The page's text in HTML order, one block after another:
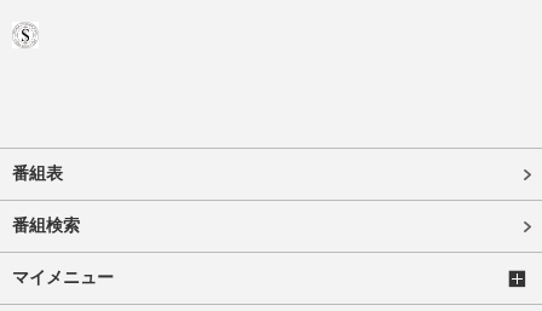
番組表
番組検索
マイメニュー